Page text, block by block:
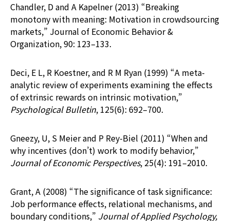
Chandler, D and A Kapelner (2013) “Breaking
monotony with meaning: Motivation in crowdsourcing
markets,” Journal of Economic Behavior &
Organization, 90: 123–133.
Deci, E L, R Koestner, and R M Ryan (1999) “A meta-
analytic review of experiments examining the effects
of extrinsic rewards on intrinsic motivation,”
Psychological Bulletin, 125(6): 692–700.
Gneezy, U, S Meier and P Rey-Biel (2011) “When and
why incentives (don’t) work to modify behavior,”
Journal of Economic Perspectives, 25(4): 191–2010.
Grant, A (2008) “The significance of task significance:
Job performance effects, relational mechanisms, and
boundary conditions,” Journal of Applied Psychology,